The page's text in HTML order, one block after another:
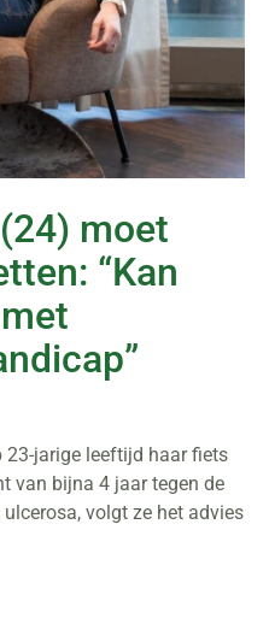
moet
“Kan
23-jarige leeftijd haar fiets
van bijna 4 jaar tegen de
volgt ze het advies